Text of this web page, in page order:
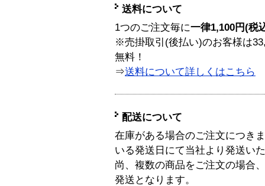
送料について
1つのご注文毎に一律1,100円(税
※売掛取引(後払い)のお客様は
無料！
⇒送料について詳しくはこちら
配送について
在庫がある場合のご注文につき
いる発送日にて当社より発送い
尚、複数の商品をご注文の場合
発送となります。